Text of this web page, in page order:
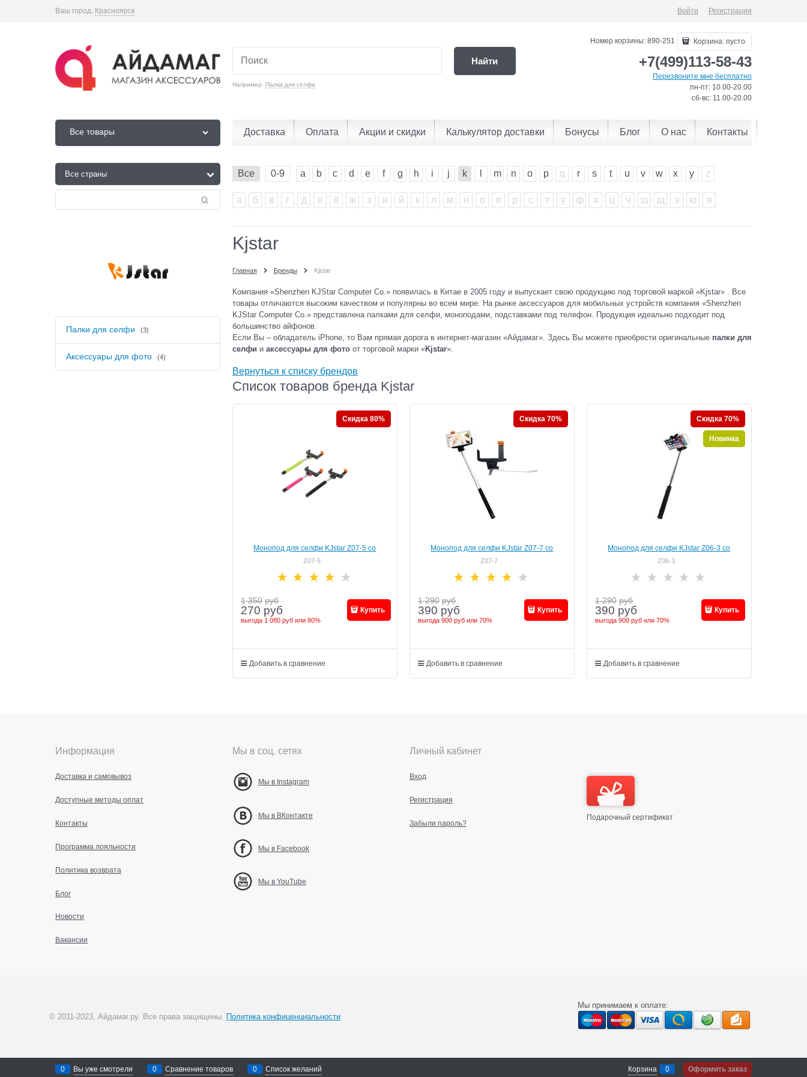
Ваш город: Красноярск Войти Регистрация
Например: Палка для селфи
Найти
Номер корзины: 890-251 Корзина: пусто
+7(499)113-58-43
Перезвоните мне бесплатно
пн-пт: 10.00-20.00
сб-вс: 11.00-20.00
Все товары Доставка Оплата Акции и скидки Калькулятор доставки Бонусы Блог О нас Контакты
Все 0-9 a b c d e f g h i j k m n o p q r s t u v w x y z
а б в г д е ё ж з и й к л м н о п р с т у ф х ц ч ш щ э ю я
Палки для селфи (3)
Аксессуары для фото (4)
Kjstar
Главная Бренды Kjstar
Компания «Shenzhen KJStar Computer Co.» появилась в Китае в 2005 году и выпускает свою продукцию под торговой маркой «Kjstar» . Все
товары отличаются высоким качеством и популярны во всем мире. На рынке аксессуаров для мобильных устройств компания «Shenzhen
KJStar Computer Co.» представлена палками для селфи, моноподами, подставками под телефон. Продукция идеально подходит под
большинство айфонов.
Если Вы – обладатель iPhone, то Вам прямая дорога в интернет-магазин «Айдамаг». Здесь Вы можете приобрести оригинальные палки для
селфи и аксессуары для фото от торговой марки «Kjstar».
Вернуться к списку брендов
Список товаров бренда Kjstar
Монопод для селфи KJstar Z07-5 cо
встроенной Bluetooth кнопкой
Z07-5
Скидка 80%
1 350 руб
270 руб
выгода 1 080 руб или 80%
Купить
Добавить в сравнение
Монопод для селфи KJstar Z07-7 со
встроенной кнопкой
Z07-7
Скидка 70%
1 290 руб
390 руб
выгода 900 рубили 70%
Купить
Добавить в сравнение
Монопод для селфи KJstar Z06-3 cо
встроенной Bluetooth кнопкой
Z06-3
Скидка 70%
Новинка
1 290 руб
390 руб
выгода 900 рубили 70%
Купить
Добавить в сравнение
Информация
Доставка и самовывоз
Доступные методы оплат
Контакты
Программа лояльности
Политика возврата
Блог
Новости
Вакансии
Мы в соц. сетях
Мы в Instagram
Мы в ВКонтакте
Мы в Facebook
Мы в YouTube
Личный кабинет
Вход
Регистрация
Забыли пароль?
Подарочный сертификат
© 2011-2023, Айдамаг.ру. Все права защищены. Политика конфиценциальности
Мы принимаем к оплате:
0 Вы уже смотрели 0 Сравнение товаров 0 Список желаний Корзина 0 Оформить заказ